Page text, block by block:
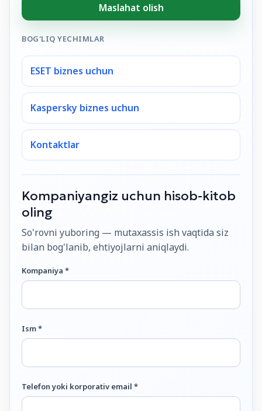
Maslahat olish
BOG'LIQ YECHIMLAR
ESET biznes uchun
Kaspersky biznes uchun
Kontaktlar
Kompaniyangiz uchun hisob-kitob
oling
So'rovni yuboring — mutaxassis ish vaqtida siz
bilan bog'lanib, ehtiyojlarni aniqlaydi.
Kompaniya *
Ism *
Telefon yoki korporativ email *